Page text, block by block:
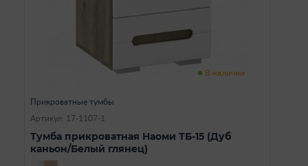
В наличии
Прикроватные тумбы
Артикул: 17-1107-1
Тумба прикроватная Наоми ТБ-15 (Дуб
каньон/Белый глянец)